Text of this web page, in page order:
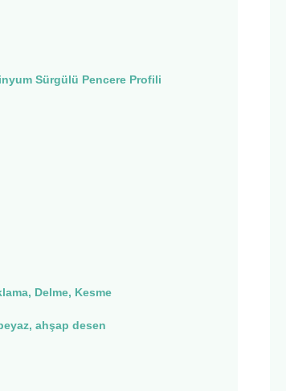
Sürgülü Pencere Profili
Delme, Kesme
ahşap desen